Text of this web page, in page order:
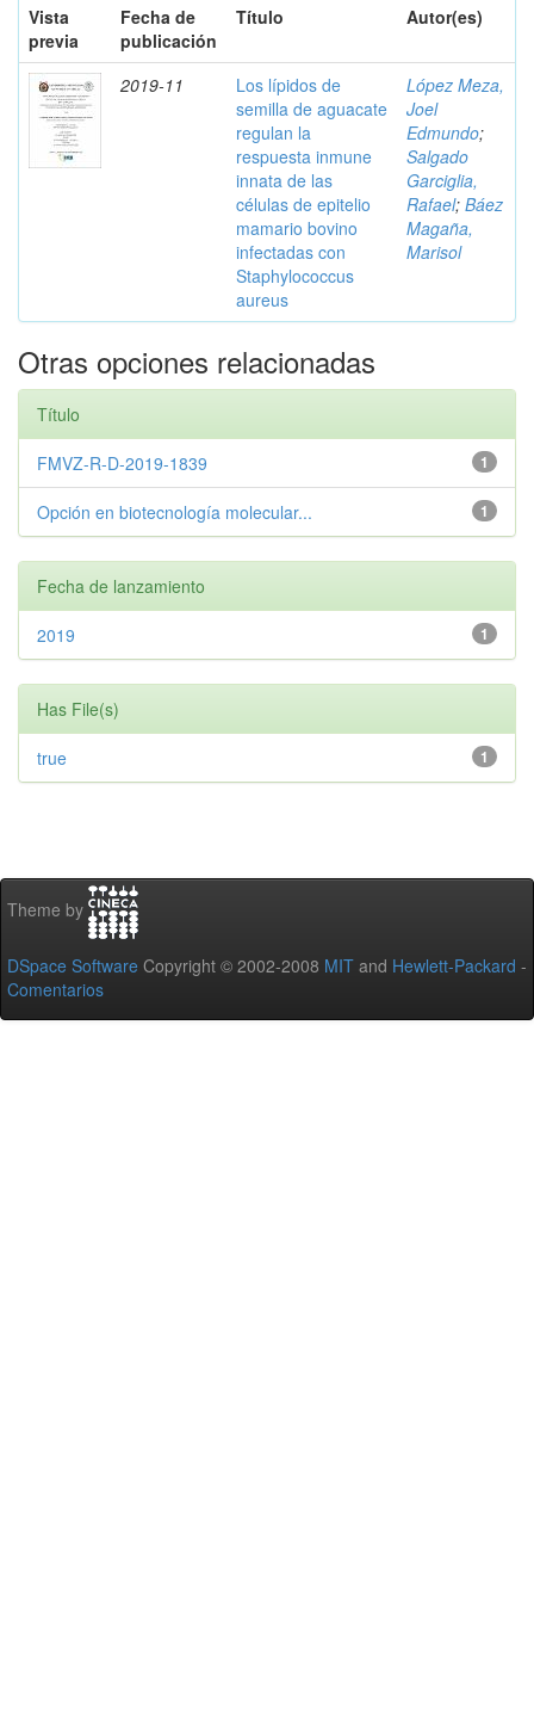
Vista
previa
Fecha de
publicación
Título Autor(es)
2019-11
Los lípidos de
semilla de aguacate
regulan la
respuesta inmune
innata de las
células de epitelio
mamario bovino
infectadas con
Staphylococcus
aureus
López Meza,
Joel
Edmundo;
Salgado
Garciglia,
Rafael; Báez
Magaña,
Marisol
Otras opciones relacionadas
Título
1
FMVZ-R-D-2019-1839
1
Opción en biotecnología molecular...
Fecha de lanzamiento
1
2019
Has File(s)
1
true
Theme by
DSpace Software Copyright © 2002-2008 MIT and Hewlett-Packard -
Comentarios